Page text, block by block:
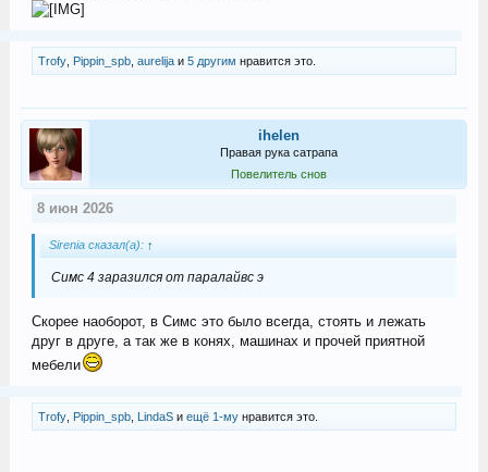
Trofy, Pippin_spb, aurelijaи 5 другим нравится это.
ihelen
Правая рука сатрапа
Повелитель снов
8 июн 2026
Sirenia сказал(а): ↑
Симс 4 заразился от паралайвс э
Скорее наоборот, в Симс это было всегда, стоять и лежать
друг в друге, а так же в конях, машинах и прочей приятной
мебели
Trofy, Pippin_spb, LindaSи ещё 1-мунравится это.